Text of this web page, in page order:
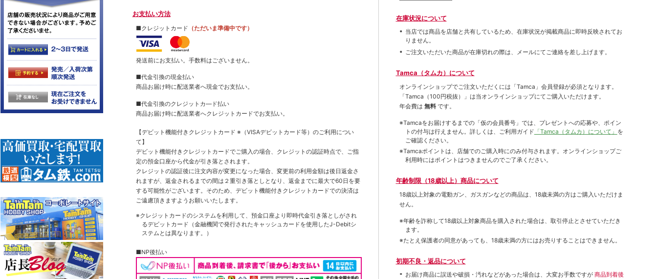
お支払い方法
■クレジットカード （ただいま準備中です）
発送前にお支払い。手数料はございません。
■代金引換の現金払い
商品お届け時に配送業者へ現金でお支払い。
■代金引換のクレジットカ―ド払い
商品お届け時に配送業者へクレジットカードでお支払い。
【デビット機能付きクレジットカード ※（VISAデビットカード等） のご利用につい
て】
デビット機能付きクレジットカードでご購入の場合、クレジットの認証時点で、ご指
定の預金口座から代金が引き落とされます。
クレジットの認証後に注文内容が変更になった場合、変更前の利用金額は後日返金さ
れますが、返金されるまでの間は２重引き落としとなり、返金までに最大で60日を要
する可能性がございます。そのため、デビット機能付きクレジットカードでの決済は
ご遠慮頂きますようお願いいたします。
※クレジットカードのシステムを利用して、預金口座より即時代金引き落としがされ
るデビットカード（金融機関で発行されたキャッシュカードを使用したJ-Debitシ
ステムとは異なります。）
■NP後払い
在庫状況について
当店では商品を店舗と共有しているため、在庫状況が掲載商品に即時反映されてお
りません。
ご注文いただいた商品が在庫切れの際は、メールにてご連絡を差し上げます。
Tamca（タムカ）について
オンラインショップでご注⽂いただくには「Tamca」会員登録が必須となります。
「Tamca （100円税抜）
」は当オンラインショップにてご購⼊いただけます。
年会費は 無料 です。
※Tamcaをお届けするまでの「仮の会員番号」では、プレゼントへの応募や、ポイン
トの付与は⾏えません。詳しくは、ご利⽤ガイド 「Tamca（タムカ）について」 を
ご確認ください。
※Tamcaポイントは、店舗でのご購⼊時にのみ付与されます。オンラインショップご
利用時にはポイントはつきませんのでご了承ください。
年齢制限（18歳以上）商品について
18歳以上対象の電動ガン、ガスガンなどの商品は、18歳未満の方はご購入いただけま
せん。
※年齢を詐称して18歳以上対象商品を購入された場合は、取引停止とさせていただき
ます。
※たとえ保護者の同意があっても、18歳未満の方にはお売りすることはできません。
初期不良・返品について
お届け商品に誤送や破損・汚れなどがあった場合は、大変お手数ですが 商品到着後